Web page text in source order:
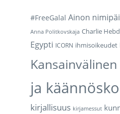
#FreeGalal Ainon
Anna Politkovskaja Charlie
Egypti ICORN ihmisoikeudet
Kansainvälinen
ja
kirjallisuus kirjamessut